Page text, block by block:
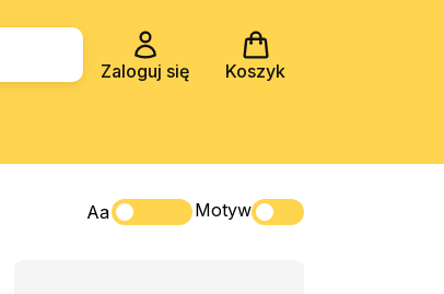
Zaloguj się Koszyk
Aa Motyw